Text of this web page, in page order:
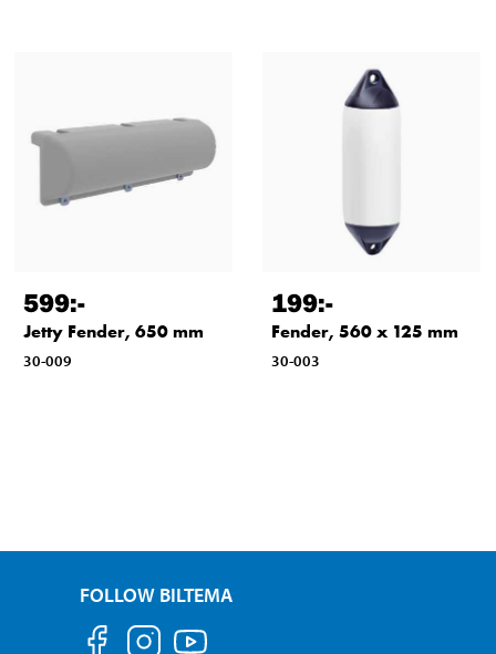
599:-
Jetty Fender, 650 mm
30-009
199:-
Fender, 560 x 125 mm
30-003
FOLLOW BILTEMA